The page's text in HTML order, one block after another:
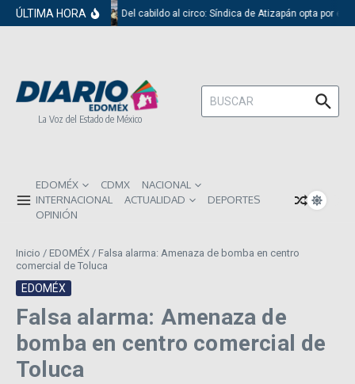
Saltar al contenido
ÚLTIMA HORA Del cabildo al circo: Síndica de Atizapán opta por el
La Voz del Estado de México
Buscar:
EDOMÉX CDMX
NACIONAL
INTERNACIONAL
ACTUALIDAD
DEPORTES
OPINIÓN
Inicio / EDOMÉX / Falsa alarma: Amenaza de bomba en centro
comercial de Toluca
EDOMÉX
Falsa alarma: Amenaza de
bomba en centro comercial de
Toluca